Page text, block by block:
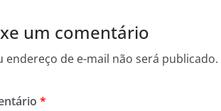
um comentário
endereço de e-mail não será publicado.
*